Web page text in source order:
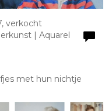
verkocht
| Aquarel
met hun nichtje